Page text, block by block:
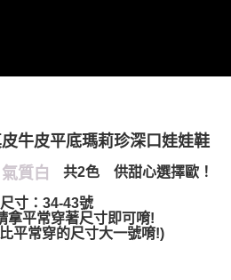
牛皮平底瑪莉珍深口娃娃鞋
氣質白 共2色 供甜心選擇歐！
寸：34-43號
拿平常穿著尺寸即可唷!
平常穿的尺寸大一號唷!)